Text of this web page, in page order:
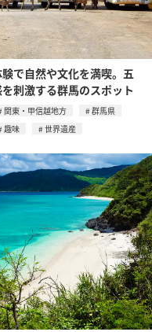
で自然や文化を満喫。五
刺激する群馬のスポット
関東・甲信越地方
群馬県
趣味
世界遺産